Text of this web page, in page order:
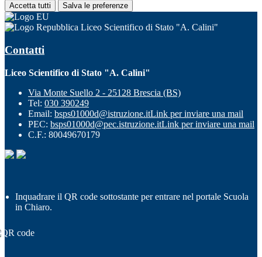
Accetta tutti Salva le preferenze
Liceo Scientifico di Stato "A. Calini"
Contatti
Liceo Scientifico di Stato "A. Calini"
Via Monte Suello 2 - 25128 Brescia (BS)
Tel: 030 390249
Email: bsps01000d@istruzione.itLink per inviare una mail
PEC: bsps01000d@pec.istruzione.itLink per inviare una mail
C.F.: 80049670179
Inquadrare il QR code sottostante per entrare nel portale Scuola
in Chiaro.